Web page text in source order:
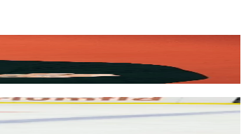
сбежавшей